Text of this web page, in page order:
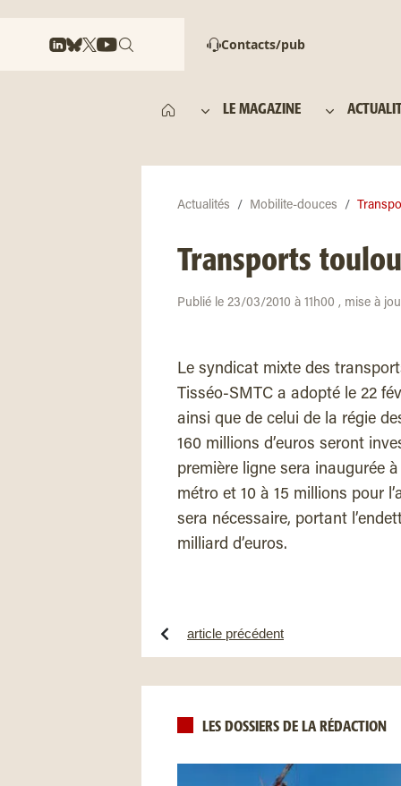
Contacts/pub
LE MAGAZINE
Actualités Mobilite-douces
Transports
Publié le 23/03/2010 à 11h00 , mise à
Le syndicat mixte des
Tisséo-SMTC a adopté le 22
ainsi que de celui de la régie
160 millions d’euros seront
première ligne sera inaugurée
métro et 10 à 15 millions pour
sera nécessaire, portant
milliard d’euros.
article précédent
LES DOSSIERS DE LA RÉDACTION